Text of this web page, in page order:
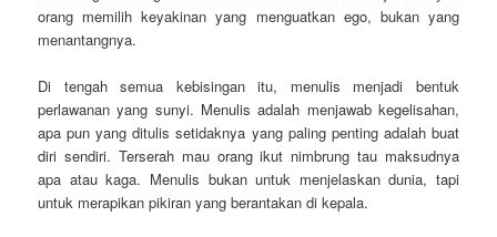
orang memilih keyakinan yang menguatkan ego, bukan yang
menantangnya.
Di tengah semua kebisingan itu, menulis menjadi bentuk
perlawanan yang sunyi. Menulis adalah menjawab kegelisahan,
apa pun yang ditulis setidaknya yang paling penting adalah buat
diri sendiri. Terserah mau orang ikut nimbrung tau maksudnya
apa atau kaga. Menulis bukan untuk menjelaskan dunia, tapi
untuk merapikan pikiran yang berantakan di kepala.